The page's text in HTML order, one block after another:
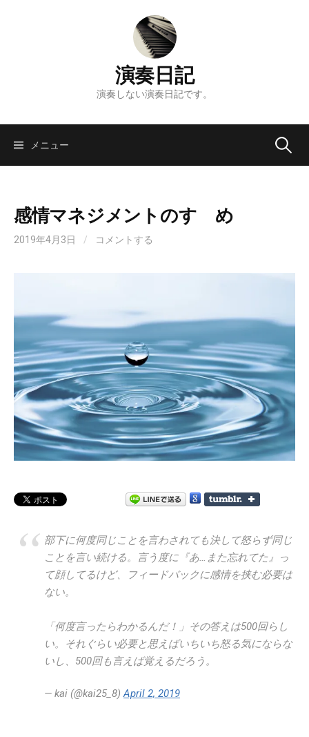
キ
プ
演奏日記
演奏しない演奏日記です。
メニュー 検
感情マネジメントのすゝめ
2019年4月3日 / コメントする
部下に何度同じことを言わされても決して怒らず同じ
ことを言い続ける。言う度に『あ…また忘れてた』っ
て顔してるけど、フィードバックに感情を挟む必要は
ない。
「何度言ったらわかるんだ！」その答えは500回らし
い。それぐらい必要と思えばいちいち怒る気にならな
いし、500回も言えば覚えるだろう。
— kai (@kai25_8)April 2, 2019